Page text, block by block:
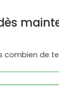
combien de